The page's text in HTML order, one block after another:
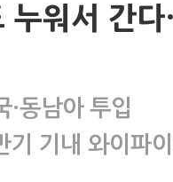
누워서 간
·동남아 투입
기 기내 와이파